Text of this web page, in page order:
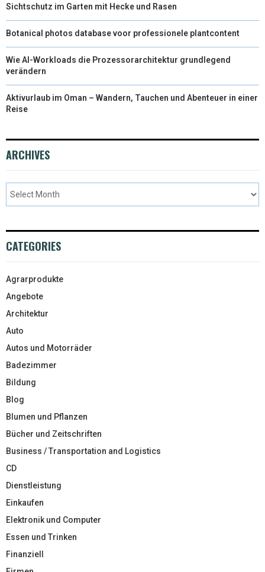
Sichtschutz im Garten mit Hecke und Rasen
Botanical photos database voor professionele plantcontent
Wie AI-Workloads die Prozessorarchitektur grundlegend
verändern
Aktivurlaub im Oman – Wandern, Tauchen und Abenteuer in einer
Reise
ARCHIVES
CATEGORIES
Agrarprodukte
Angebote
Architektur
Auto
Autos und Motorräder
Badezimmer
Bildung
Blog
Blumen und Pflanzen
Bücher und Zeitschriften
Business / Transportation and Logistics
CD
Dienstleistung
Einkaufen
Elektronik und Computer
Essen und Trinken
Finanziell